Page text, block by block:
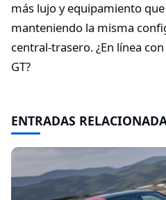
más lujo y equipamiento
manteniendo la misma
central-trasero. ¿En línea
GT?
ENTRADAS